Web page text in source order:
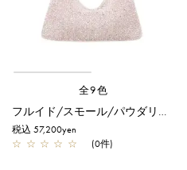
全9色
税込 57,200yen
☆ ☆ ☆ ☆ ☆ (0件)